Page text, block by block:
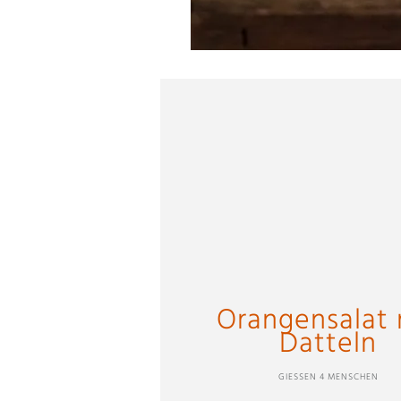
Datteln
GIESSEN 4 MENSCHEN